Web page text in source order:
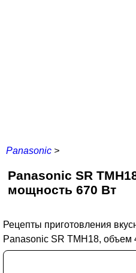
Panasonic >
Panasonic SR
мощность 670 Вт
Рецепты приготовления
Panasonic SR TMH18, объем